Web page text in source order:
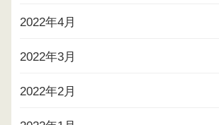
2022年4月
2022年3月
2022年2月